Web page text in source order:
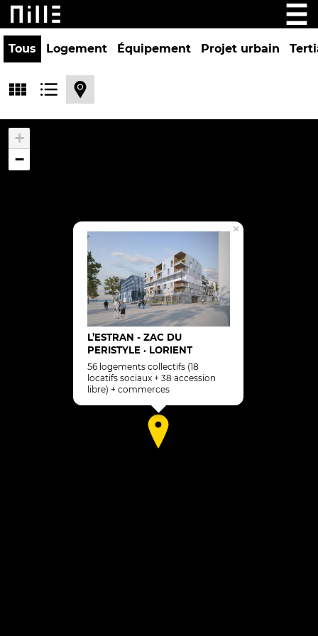
Tous Logement Équipement Projet urbain
L’ESTRAN - ZAC DU
PERISTYLE • LORIENT
56 logements collectifs (18
locatifs sociaux + 38 accession
libre) + commerces
×
+
−